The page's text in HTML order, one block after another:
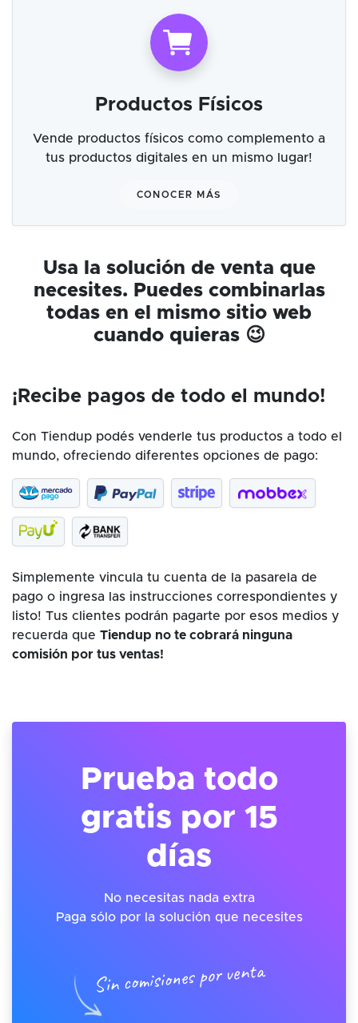
Productos Físicos
Vende productos físicos como complemento a
tus productos digitales en un mismo lugar!
CONOCER MÁS
Usa la solución de venta que
necesites. Puedes combinarlas
todas en el mismo sitio web
cuando quieras 😉
¡Recibe pagos de todo el mundo!
Con Tiendup podés venderle tus productos a todo el
mundo, ofreciendo diferentes opciones de pago:
Simplemente vincula tu cuenta de la pasarela de
pago o ingresa las instrucciones correspondientes y
listo! Tus clientes podrán pagarte por esos medios y
recuerda que Tiendup no te cobrará ninguna
comisión por tus ventas!
Prueba todo
gratis por 15
días
No necesitas nada extra
Paga sólo por la solución que necesites
Sin comisiones por venta